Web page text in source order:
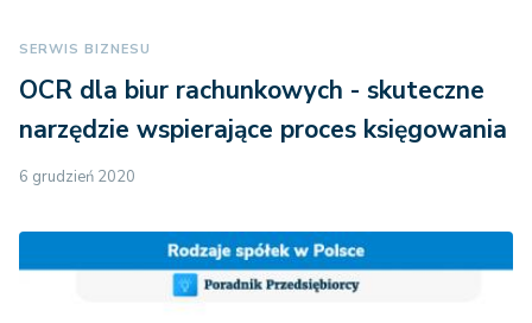
SERWIS BIZNESU
OCR dla biur rachunkowych - skuteczne
narzędzie wspierające proces księgowania
6 grudzień 2020